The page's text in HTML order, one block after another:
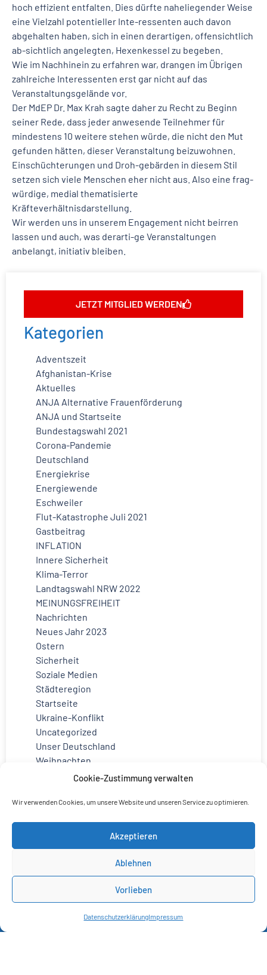
Cookie-Zustimmung verwalten
Wir verwenden Cookies, um unsere Website und unseren Service zu optimieren.
Akzeptieren
Ablehnen
Vorlieben
DatenschutzerklärungImpressum
hoch effizient entfalten. Dies dürfte naheliegender Weise
eine Vielzahl potentieller Inte-ressenten auch davon
abgehalten haben, sich in einen derartigen, offensichtlich
ab-sichtlich angelegten, Hexenkessel zu begeben.
Wie im Nachhinein zu erfahren war, drangen im Übrigen
zahlreiche Interessenten erst gar nicht auf das
Veranstaltungsgelände vor.
Der MdEP Dr. Max Krah sagte daher zu Recht zu Beginn
seiner Rede, dass jeder anwesende Teilnehmer für
mindestens 10 weitere stehen würde, die nicht den Mut
gefunden hätten, dieser Veranstaltung beizuwohnen.
Einschüchterungen und Droh-gebärden in diesem Stil
setzen sich viele Menschen eher nicht aus. Also eine frag-
würdige, medial thematisierte
Kräfteverhältnisdarstellung.
Wir werden uns in unserem Engagement nicht beirren
lassen und auch, was derarti-ge Veranstaltungen
anbelangt, initiativ bleiben.
JETZT MITGLIED WERDEN
Kategorien
Adventszeit
Afghanistan-Krise
Aktuelles
ANJA Alternative Frauenförderung
ANJA und Startseite
Bundestagswahl 2021
Corona-Pandemie
Deutschland
Energiekrise
Energiewende
Eschweiler
Flut-Katastrophe Juli 2021
Gastbeitrag
INFLATION
Innere Sicherheit
Klima-Terror
Landtagswahl NRW 2022
MEINUNGSFREIHEIT
Nachrichten
Neues Jahr 2023
Ostern
Sicherheit
Soziale Medien
Städteregion
Startseite
Ukraine-Konflikt
Uncategorized
Unser Deutschland
Weihnachten